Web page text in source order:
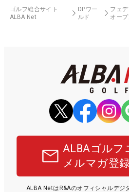
ゴルフ総合サイト
ALBA Net
DPワー
ルド
フェ
オープ
ALBAゴルフ
メルマガ登
ALBA NetはR&Aのオフィシャルデジ